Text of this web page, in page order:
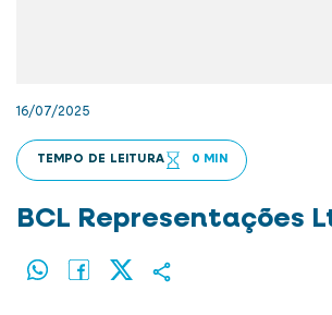
16/07/2025
TEMPO DE LEITURA 0 MIN
BCL Representações